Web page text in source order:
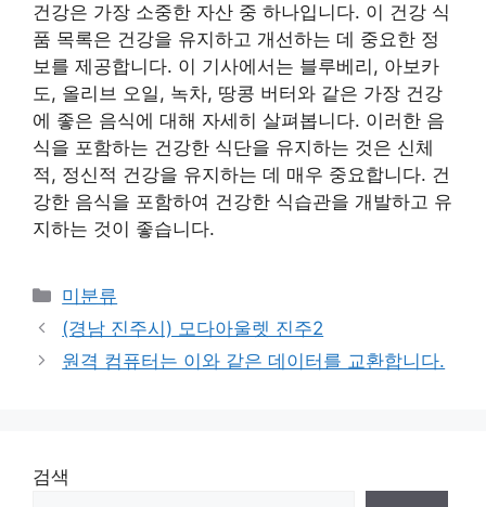
건강은 가장 소중한 자산 중 하나입니다. 이 건강 식
품 목록은 건강을 유지하고 개선하는 데 중요한 정
보를 제공합니다. 이 기사에서는 블루베리, 아보카
도, 올리브 오일, 녹차, 땅콩 버터와 같은 가장 건강
에 좋은 음식에 대해 자세히 살펴봅니다. 이러한 음
식을 포함하는 건강한 식단을 유지하는 것은 신체
적, 정신적 건강을 유지하는 데 매우 중요합니다. 건
강한 음식을 포함하여 건강한 식습관을 개발하고 유
지하는 것이 좋습니다.
Categories
미분류
(경남 진주시) 모다아울렛 진주2
원격 컴퓨터는 이와 같은 데이터를 교환합니다.
검색